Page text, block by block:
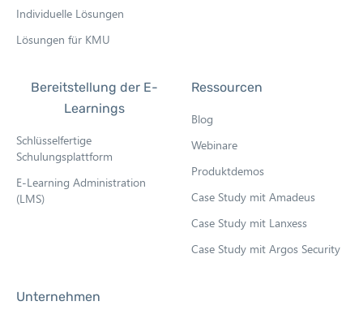
Individuelle Lösungen
Lösungen für KMU
Bereitstellung der E-
Learnings
Schlüsselfertige
Schulungsplattform
E-Learning Administration
(LMS)
Ressourcen
Blog
Webinare
Produktdemos
Case Study mit Amadeus
Case Study mit Lanxess
Case Study mit Argos Security
Unternehmen